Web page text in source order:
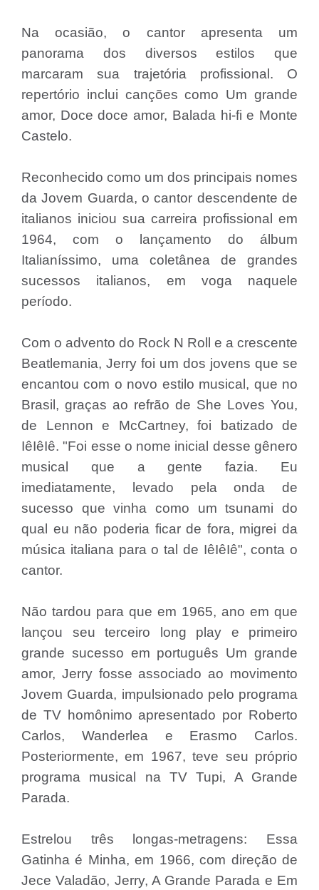
Na ocasião, o cantor apresenta um
panorama dos diversos estilos que
marcaram sua trajetória profissional. O
repertório inclui canções como Um grande
amor, Doce doce amor, Balada hi-fi e Monte
Castelo.
Reconhecido como um dos principais nomes
da Jovem Guarda, o cantor descendente de
italianos iniciou sua carreira profissional em
1964, com o lançamento do álbum
Italianíssimo, uma coletânea de grandes
sucessos italianos, em voga naquele
período.
Com o advento do Rock N Roll e a crescente
Beatlemania, Jerry foi um dos jovens que se
encantou com o novo estilo musical, que no
Brasil, graças ao refrão de She Loves You,
de Lennon e McCartney, foi batizado de
IêIêIê. "Foi esse o nome inicial desse gênero
musical que a gente fazia. Eu
imediatamente, levado pela onda de
sucesso que vinha como um tsunami do
qual eu não poderia ficar de fora, migrei da
música italiana para o tal de IêIêIê", conta o
cantor.
Não tardou para que em 1965, ano em que
lançou seu terceiro long play e primeiro
grande sucesso em português Um grande
amor, Jerry fosse associado ao movimento
Jovem Guarda, impulsionado pelo programa
de TV homônimo apresentado por Roberto
Carlos, Wanderlea e Erasmo Carlos.
Posteriormente, em 1967, teve seu próprio
programa musical na TV Tupi, A Grande
Parada.
Estrelou três longas-metragens: Essa
Gatinha é Minha, em 1966, com direção de
Jece Valadão, Jerry, A Grande Parada e Em